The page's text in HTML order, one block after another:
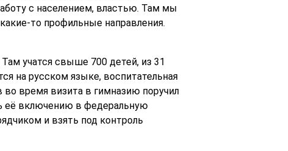
с населением, властью. Там мы
то профильные направления.
учатся свыше 700 детей, из 31
на русском языке, воспитательная
во время визита в гимназию поручил
её включению в федеральную
и взять под контроль